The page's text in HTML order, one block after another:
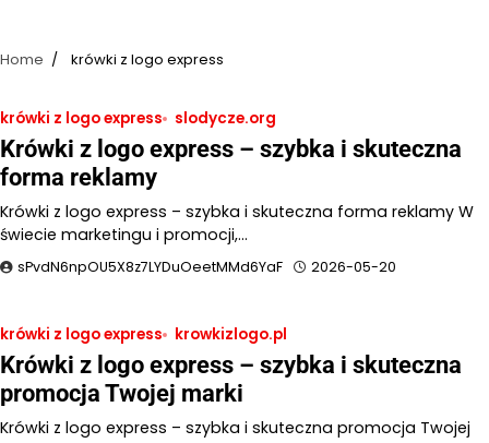
Home krówki z logo express
krówki z logo express slodycze.org
Krówki z logo express – szybka i skuteczna
forma reklamy
Krówki z logo express – szybka i skuteczna forma reklamy W
świecie marketingu i promocji,…
sPvdN6npOU5X8z7LYDuOeetMMd6YaF 2026-05-20
krówki z logo express krowkizlogo.pl
Krówki z logo express – szybka i skuteczna
promocja Twojej marki
Krówki z logo express – szybka i skuteczna promocja Twojej